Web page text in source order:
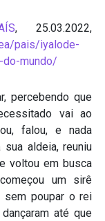
, 25.03.2022,
pais/iyalode-
mundo/
percebendo que
vai ao
falou, e nada
aldeia, reuniu
voltou em busca
um sirê
sem poupar o rei
até que